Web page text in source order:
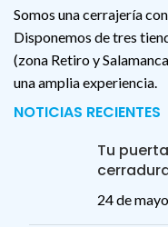
Somos una cerrajería con
Disponemos de tres
(zona Retiro y
una amplia experiencia.
NOTICIAS RECIENTES
Tu
24 de